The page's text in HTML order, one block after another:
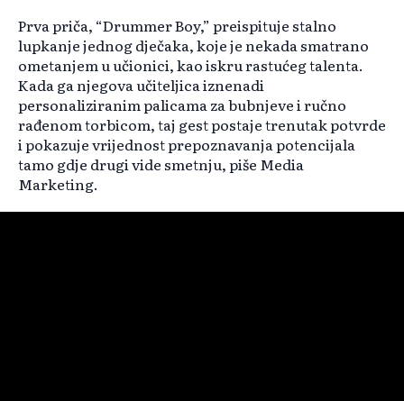
Prva priča, “Drummer Boy,” preispituje stalno
lupkanje jednog dječaka, koje je nekada smatrano
ometanjem u učionici, kao iskru rastućeg talenta.
Kada ga njegova učiteljica iznenadi
personaliziranim palicama za bubnjeve i ručno
rađenom torbicom, taj gest postaje trenutak potvrde
i pokazuje vrijednost prepoznavanja potencijala
tamo gdje drugi vide smetnju, piše Media
Marketing.